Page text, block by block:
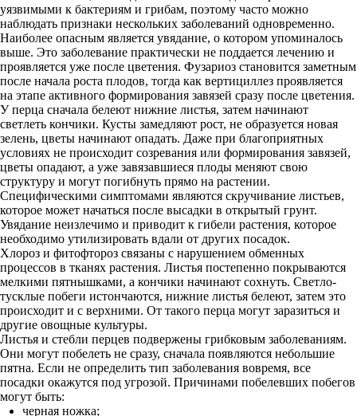
уязвимыми к бактериям и грибам, поэтому часто можно
наблюдать признаки нескольких заболеваний одновременно.
Наиболее опасным является увядание, о котором упоминалось
выше. Это заболевание практически не поддается лечению и
проявляется уже после цветения. Фузариоз становится заметным
после начала роста плодов, тогда как вертициллез проявляется
на этапе активного формирования завязей сразу после цветения.
У перца сначала белеют нижние листья, затем начинают
светлеть кончики. Кусты замедляют рост, не образуется новая
зелень, цветы начинают опадать. Даже при благоприятных
условиях не происходит созревания или формирования завязей,
цветы опадают, а уже завязавшиеся плоды меняют свою
структуру и могут погибнуть прямо на растении.
Специфическими симптомами являются скручивание листьев,
которое может начаться после высадки в открытый грунт.
Увядание неизлечимо и приводит к гибели растения, которое
необходимо утилизировать вдали от других посадок.
Хлороз и фитофтороз связаны с нарушением обменных
процессов в тканях растения. Листья постепенно покрываются
мелкими пятнышками, а кончики начинают сохнуть. Светло-
тусклые побеги истончаются, нижние листья белеют, затем это
происходит и с верхними. От такого перца могут заразиться и
другие овощные культуры.
Листья и стебли перцев подвержены грибковым заболеваниям.
Они могут побелеть не сразу, сначала появляются небольшие
пятна. Если не определить тип заболевания вовремя, все
посадки окажутся под угрозой. Причинами побелевших побегов
могут быть:
черная ножка;